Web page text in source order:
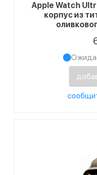
Apple Watch
корпус из